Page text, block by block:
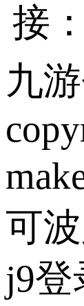
接：
九
可
j9登